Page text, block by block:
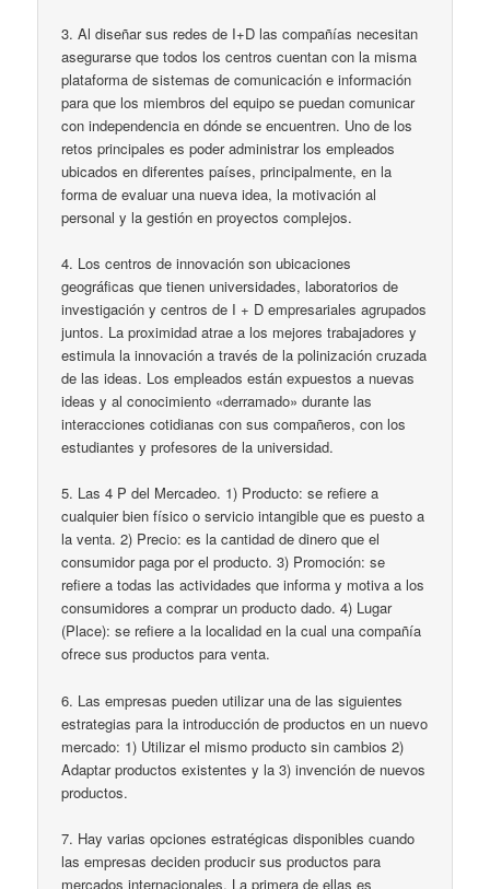
3. Al diseñar sus redes de I+D las compañías necesitan
asegurarse que todos los centros cuentan con la misma
plataforma de sistemas de comunicación e información
para que los miembros del equipo se puedan comunicar
con independencia en dónde se encuentren. Uno de los
retos principales es poder administrar los empleados
ubicados en diferentes países, principalmente, en la
forma de evaluar una nueva idea, la motivación al
personal y la gestión en proyectos complejos.
4. Los centros de innovación son ubicaciones
geográficas que tienen universidades, laboratorios de
investigación y centros de I + D empresariales agrupados
juntos. La proximidad atrae a los mejores trabajadores y
estimula la innovación a través de la polinización cruzada
de las ideas. Los empleados están expuestos a nuevas
ideas y al conocimiento «derramado» durante las
interacciones cotidianas con sus compañeros, con los
estudiantes y profesores de la universidad.
5. Las 4 P del Mercadeo. 1) Producto: se refiere a
cualquier bien físico o servicio intangible que es puesto a
la venta. 2) Precio: es la cantidad de dinero que el
consumidor paga por el producto. 3) Promoción: se
refiere a todas las actividades que informa y motiva a los
consumidores a comprar un producto dado. 4) Lugar
(Place): se refiere a la localidad en la cual una compañía
ofrece sus productos para venta.
6. Las empresas pueden utilizar una de las siguientes
estrategias para la introducción de productos en un nuevo
mercado: 1) Utilizar el mismo producto sin cambios 2)
Adaptar productos existentes y la 3) invención de nuevos
productos.
7. Hay varias opciones estratégicas disponibles cuando
las empresas deciden producir sus productos para
mercados internacionales. La primera de ellas es